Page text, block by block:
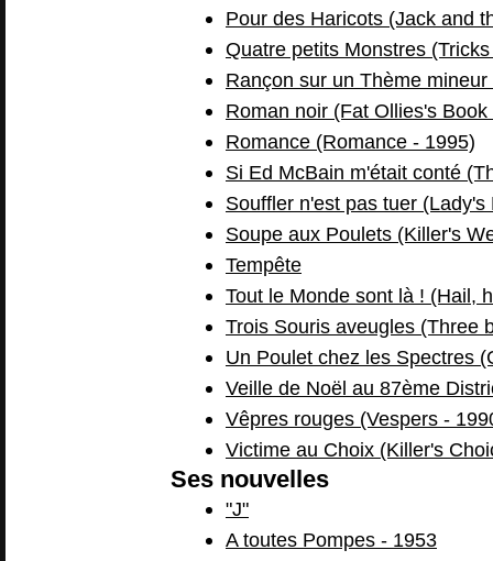
Pour des Haricots (Jack and
Quatre petits Monstres
Rançon sur un Thème
Roman noir (Fat Ollies's
Romance (Romance - 1995)
Si Ed McBain m'était conté
Souffler n'est pas tuer (Lady's
Soupe aux Poulets (Killer's
Tempête
Tout le Monde sont là ! (Hail,
Trois Souris aveugles (Three
Un Poulet chez les Spectres
Veille de Noël au 87ème
Vêpres rouges (Vespers -
Victime au Choix (Killer's
Ses nouvelles
"J"
A toutes Pompes - 1953